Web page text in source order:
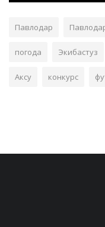
Павлодар
погода Экибастуз
Аксу конкурс